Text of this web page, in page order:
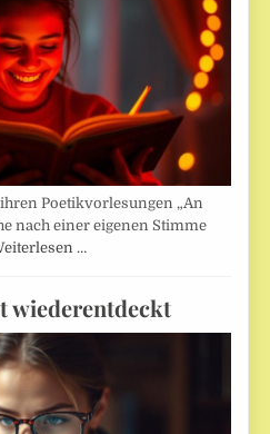
Poetikvorlesungen „An
nach einer eigenen Stimme
…
wiederentdeckt